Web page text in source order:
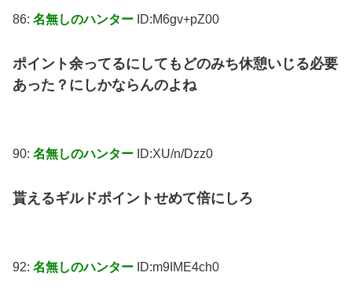
86: 名無しのハンター ID:M6gv+pZ00
ポイント余ってるにしてもどのみち休憩いじる必要
あった？にしかならんのよね
90: 名無しのハンター ID:XU/n/Dzz0
貰えるギルドポイントせめて倍にしろ
92: 名無しのハンター ID:m9IME4ch0